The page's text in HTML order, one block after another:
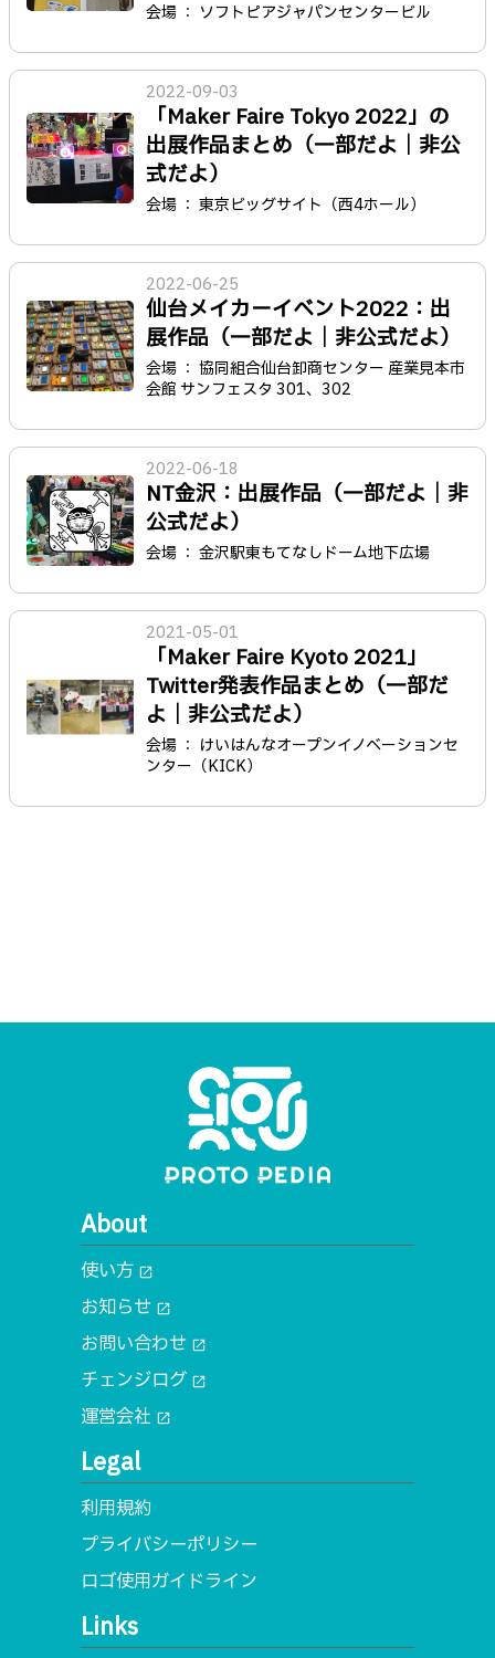
会場 ： ソフトピアジャパンセンタービル
2022-09-03
「Maker Faire Tokyo 2022」の
出展作品まとめ（一部だよ｜非公
式だよ）
会場 ： 東京ビッグサイト（西4ホール）
2022-06-25
仙台メイカーイベント2022：出
展作品（一部だよ｜非公式だよ）
会場 ： 協同組合仙台卸商センター 産業見本市
会館 サンフェスタ 301、302
2022-06-18
NT金沢：出展作品（一部だよ｜非
公式だよ）
会場 ： 金沢駅東もてなしドーム地下広場
2021-05-01
「Maker Faire Kyoto 2021」
Twitter発表作品まとめ（一部だ
よ｜非公式だよ）
会場 ： けいはんなオープンイノベーションセ
ンター（KICK）
About
使い方 open_in_new
お知らせ open_in_new
お問い合わせ open_in_new
チェンジログ open_in_new
運営会社 open_in_new
Legal
利用規約
プライバシーポリシー
ロゴ使用ガイドライン
Links